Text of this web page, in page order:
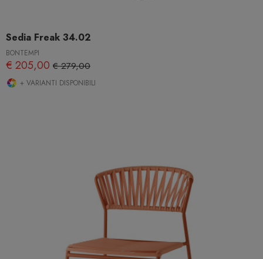
Sedia Freak 34.02
BONTEMPI
€ 205,00 € 279,00
+ VARIANTI DISPONIBILI